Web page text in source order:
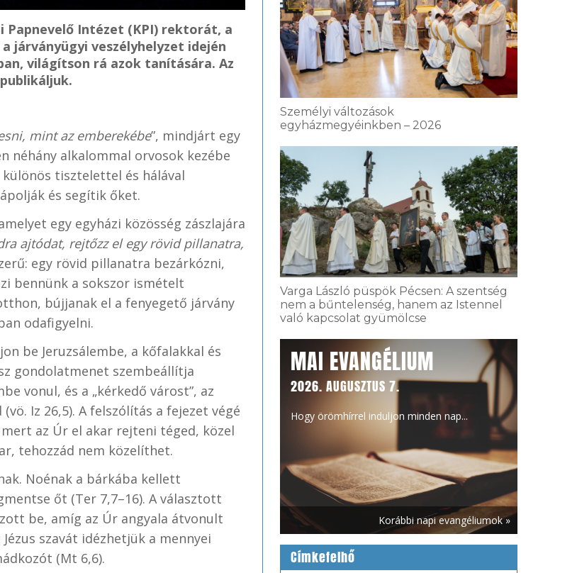
Papnevelő Intézet (KPI) rektorát, a
járványügyi veszélyhelyzet idején
világítson rá azok tanítására. Az
mint az emberekébe”, mindjárt egy
néhány alkalommal orvosok kezébe
tisztelettel és hálával
és segítik őket.
egy egyházi közösség zászlajára
ajtódat, rejtőzz el egy rövid pillanatra,
egy rövid pillanatra bezárkózni,
bennünk a sokszor ismételt
bújjanak el a fenyegető járvány
odafigyelni.
be Jeruzsálembe, a kőfalakkal és
gondolatmenet szembeállítja
vonul, és a „kérkedő várost”, az
Iz 26,5). A felszólítás a fejezet végé
az Úr el akar rejteni téged, közel
tehozzád nem közelíthet.
Noénak a bárkába kellett
őt (Ter 7,7–16). A választott
be, amíg az Úr angyala átvonult
szavát idézhetjük a mennyei
(Mt 6,6).
Személyi változások
egyházmegyéinkben – 2026
Varga László püspök Pécsen: A szentség
nem a bűntelenség, hanem az Istennel
való kapcsolat gyümölcse
MAI EVANGÉLIUM
2026. AUGUSZTUS 7.
Hogy örömhírrel induljon minden nap...
Korábbi napi evangéliumok »
Címkefelhő